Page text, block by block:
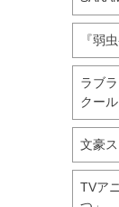
『弱
ラブ
クー
文豪
TVア